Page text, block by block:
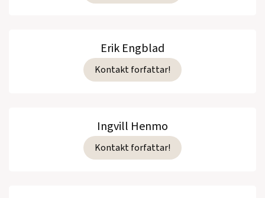
Erik Engblad
Kontakt forfattar!
Ingvill Henmo
Kontakt forfattar!